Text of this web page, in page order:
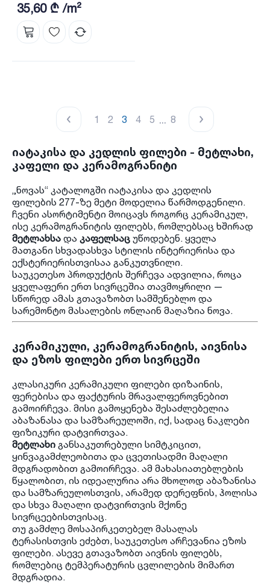
35,60 ₾ /m²
1 2 3 4 5 ... 8
იატაკისა და კედლის ფილები - მეტლახი,
კაფელი და კერამოგრანიტი
„ნოვას“ კატალოგში იატაკისა და კედლის
ფილების 277-ზე მეტი მოდელია წარმოდგენილი.
ჩვენი ასორტიმენტი მოიცავს როგორც კერამიკულ,
ისე კერამოგრანიტის ფილებს, რომლებსაც ხშირად
მეტლახსა და კაფელსაც უწოდებენ. ყველა
მათგანი სხვადასხვა სტილის ინტერიერისა და
ექსტერიერისთვისაა განკუთვნილი.
საუკეთესო პროდუქტის შერჩევა ადვილია, როცა
ყველაფერი ერთ სივრცეშია თავმოყრილი —
სწორედ ამას გთავაზობთ სამშენებლო და
სარემონტო მასალების ონლაინ მაღაზია ნოვა.
კერამიკული, კერამოგრანიტის, აივნისა
და ეზოს ფილები ერთ სივრცეში
კლასიკური კერამიკული ფილები დიზაინის,
ფერებისა და ფაქტურის მრავალფეროვნებით
გამოირჩევა. მისი გამოყენება შესაძლებელია
აბაზანასა და სამზარეულოში, იქ, სადაც ნაკლები
ფიზიკური დატვირთვაა.
მეტლახი განსაკუთრებული სიმტკიცით,
ყინვაგამძლეობითა და ცვეთისადმი მაღალი
მდგრადობით გამოირჩევა. ამ მახასიათებლების
წყალობით, ის იდეალურია არა მხოლოდ აბაზანისა
და სამზარეულოსთვის, არამედ დერეფნის, ჰოლისა
და სხვა მაღალი დატვირთვის მქონე
სივრცეებისთვისაც.
თუ გამძლე მოსაპირკეთებელ მასალას
ტერასისთვის ეძებთ, საუკეთესო არჩევანია ეზოს
ფილები. ასევე გთავაზობთ აივნის ფილებს,
რომლებიც ტემპერატურის ცვლილების მიმართ
მდგრადია.